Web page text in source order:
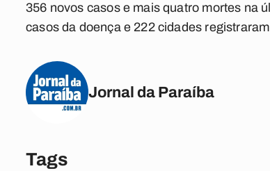
356 novos casos e mais quatro mortes na
casos da doença e 222 cidades
Jornal da Paraíba
Tags